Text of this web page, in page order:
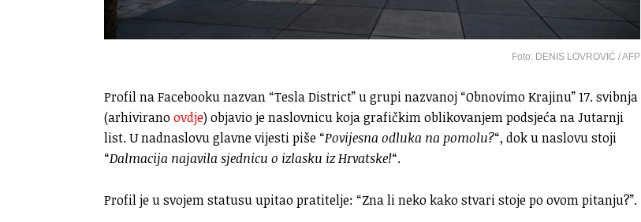
Foto: DENIS LOVROVIĆ / AFP
Profil na Facebooku nazvan “Tesla District” u grupi nazvanoj “Obnovimo Krajinu” 17. svibnja
(arhiviranoovdje) objavio je naslovnicu koja grafičkim oblikovanjem podsjeća na Jutarnji
list. U nadnaslovu glavne vijesti piše “Povijesna odluka na pomolu?“, dok u naslovu stoji
“Dalmacija najavila sjednicu o izlasku iz Hrvatske!“.
Profil je u svojem statusu upitao pratitelje: “Zna li neko kako stvari stoje po ovom pitanju?”.